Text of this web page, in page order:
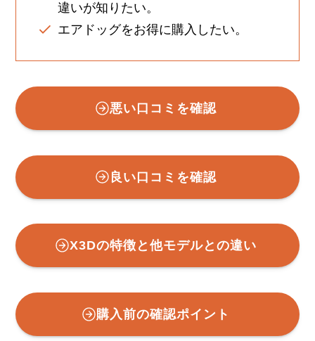
違いが知りたい。
エアドッグをお得に購入したい。
悪い口コミを確認
良い口コミを確認
X3Dの特徴と他モデルとの違い
購入前の確認ポイント